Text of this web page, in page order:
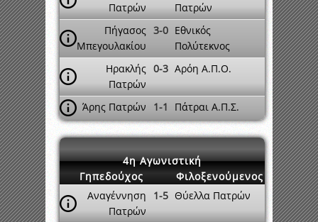
Πατρών
Πατρών
Πήγασος
Μπεγουλακίου
3-0 Εθνικός
Πολύτεκνος
Ηρακλής
Πατρών
0-3 Αρόη Α.Π.Ο.
Άρης Πατρών 1-1 Πάτραι Α.Π.Σ.
4η Αγωνιστική
Γηπεδούχος
Φιλοξενούμενος
Αναγέννηση
Πατρών
1-5 Θύελλα Πατρών